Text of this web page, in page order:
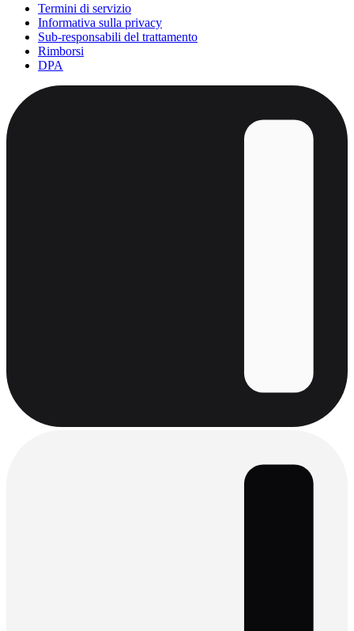
Termini di servizio
Informativa sulla privacy
Sub-responsabili del trattamento
Rimborsi
DPA